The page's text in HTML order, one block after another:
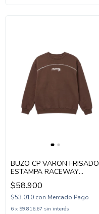
BUZO CP VARON FRISADO
ESTAMPA RACEWAY
(CP265106)
$58.900
$53.010 con Mercado Pago
6 x $9.816,67 sin interés